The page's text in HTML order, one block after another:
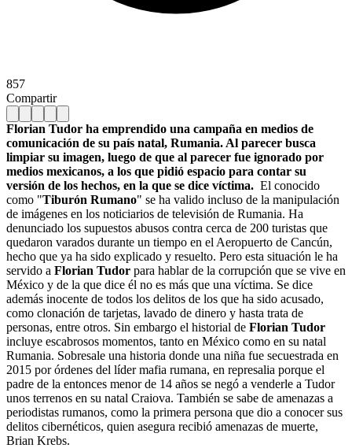
857
Compartir
Florian Tudor ha emprendido una campaña en medios de
comunicación de su país natal, Rumania. Al parecer busca
limpiar su imagen, luego de que al parecer fue ignorado por
medios mexicanos, a los que pidió espacio para contar su
versión de los hechos, en la que se dice víctima. El conocido
como "Tiburón Rumano" se ha valido incluso de la manipulación
de imágenes en los noticiarios de televisión de Rumania. Ha
denunciado los supuestos abusos contra cerca de 200 turistas que
quedaron varados durante un tiempo en el Aeropuerto de Cancún,
hecho que ya ha sido explicado y resuelto. Pero esta situación le ha
servido a Florian Tudor para hablar de la corrupción que se vive en
México y de la que dice él no es más que una víctima. Se dice
además inocente de todos los delitos de los que ha sido acusado,
como clonación de tarjetas, lavado de dinero y hasta trata de
personas, entre otros. Sin embargo el historial de Florian Tudor
incluye escabrosos momentos, tanto en México como en su natal
Rumania. Sobresale una historia donde una niña fue secuestrada en
2015 por órdenes del líder mafia rumana, en represalia porque el
padre de la entonces menor de 14 años se negó a venderle a Tudor
unos terrenos en su natal Craiova. También se sabe de amenazas a
periodistas rumanos, como la primera persona que dio a conocer sus
delitos cibernéticos, quien asegura recibió amenazas de muerte,
Brian Krebs.